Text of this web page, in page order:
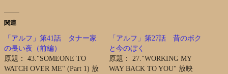
関連
「アルフ」第41話 タナー家
の長い夜（前編）
原題： 43."SOMEONE TO
WATCH OVER ME" (Part 1) 放
「アルフ」第27話 昔のボク
と今のぼく
原題： 27."WORKING MY
WAY BACK TO YOU" 放映